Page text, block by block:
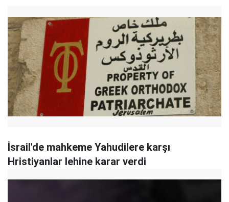
İsrail'de mahkeme Yahudilere karşı
Hristiyanlar lehine karar verdi